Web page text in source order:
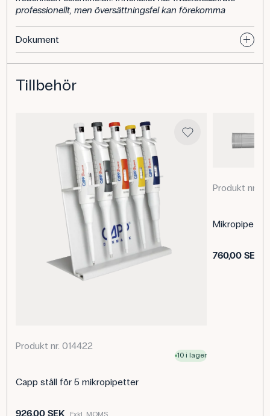
professionellt, men översättningsfel kan förekomma
Dokument
Tillbehör
Produkt nr. 014422
10 i lager
Capp ståll för 5 mikropipetter
926,00 SEK Exkl. MOMS
Produkt nr.
760,00 SEK